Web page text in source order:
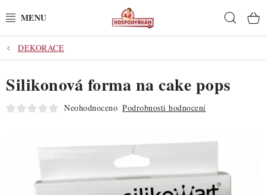
na
POTŘEBY
POMŮCKY
SUROVINY
DEKORACE
Silikonová forma na cake pops
Neohodnoceno Podrobnosti hodnocení